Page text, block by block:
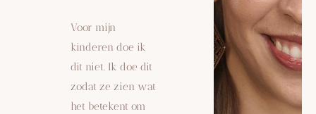
Voor mijn
kinderen doe ik
dit niet. Ik doe dit
zodat ze zien wat
het betekent om